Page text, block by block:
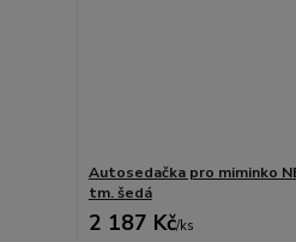
Autosedačka pro miminko
tm. šedá
2 187 Kč/ks